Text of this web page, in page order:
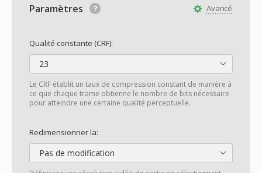
Avancé
Paramètres
Qualité constante (CRF):
23
Le CRF établit un taux de compression constant de manière à
ce que chaque trame obtienne le nombre de bits nécessaire
pour atteindre une certaine qualité perceptuelle.
Redimensionner la:
Pas de modification